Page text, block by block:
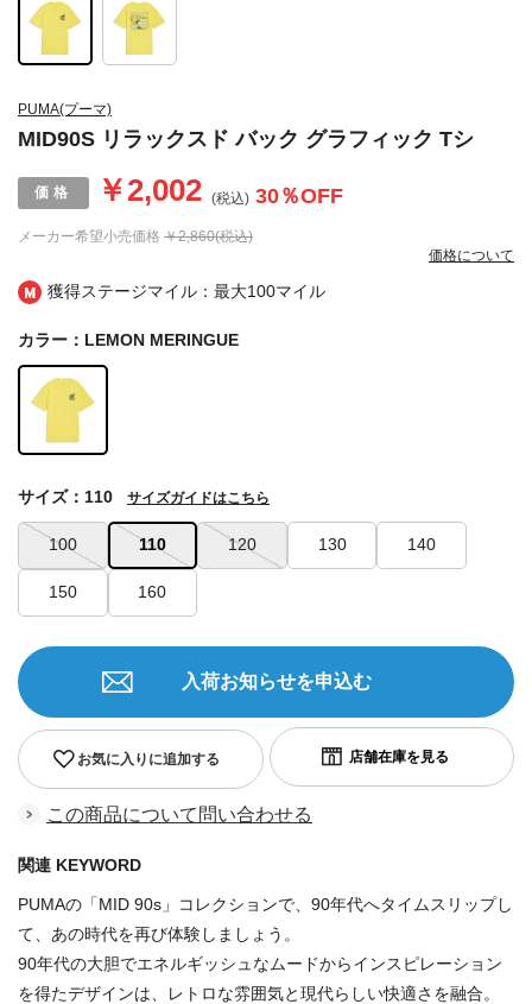
獲得ステージマイル：最大100マイル
PUMA(プーマ)
MID90S リラックスド バック グラフィック Tシ
メーカー希望小売価格 ￥2,860(税込)
￥2,002 (税込) 30％OFF
価格について
カラー：LEMON MERINGUE
100 110 120 130 140
150 160
サイズ：110 サイズガイドはこちら
お気に入りに追加する
入荷お知らせを申込む
この商品について問い合わせる
関連 KEYWORD
PUMAの「MID 90s」コレクションで、90年代へタイムスリップし
て、あの時代を再び体験しましょう。
90年代の大胆でエネルギッシュなムードからインスピレーション
を得たデザインは、レトロな雰囲気と現代らしい快適さを融合。